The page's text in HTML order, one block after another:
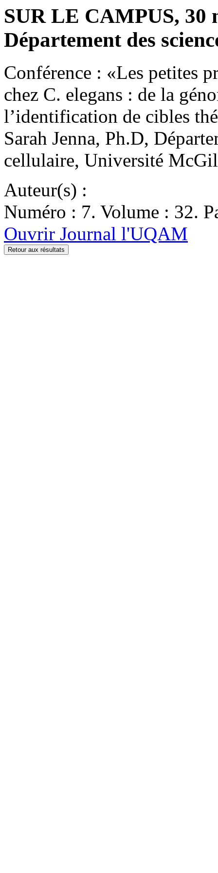
SUR LE CAMPUS, 30
Département des
Conférence : «Les petites
chez C. elegans : de la
l’identification de cibles
Sarah Jenna, Ph.D,
cellulaire, Université
Auteur(s) :
Numéro : 7. Volume : 32.
Ouvrir Journal l'UQAM
Retour aux résultats